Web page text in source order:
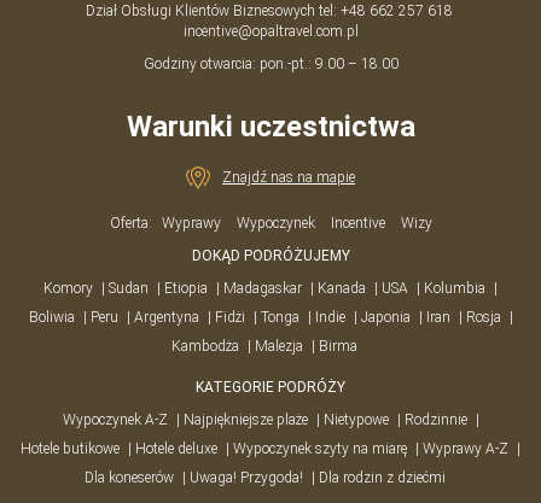
Dział Obsługi Klientów Biznesowych tel: +48 662 257 618
incentive@opaltravel.com.pl
Godziny otwarcia: pon.-pt.: 9.00 – 18.00
Warunki uczestnictwa
Znajdź nas na mapie
Oferta: Wyprawy Wypoczynek Incentive
Wizy
DOKĄD PODRÓŻUJEMY
Komory
Sudan Etiopia Madagaskar Kanada USA
Kolumbia
Boliwia
Peru Argentyna Fidżi Tonga Indie Japonia Iran
Rosja
Kambodża
Malezja Birma
KATEGORIE PODRÓŻY
Wypoczynek A-Z
Najpiękniejsze plaże Nietypowe
Rodzinnie
Hotele butikowe
Hotele deluxe Wypoczynek szyty na miarę
Wyprawy A-Z
Dla koneserów
Uwaga! Przygoda! Dla rodzin z dziećmi